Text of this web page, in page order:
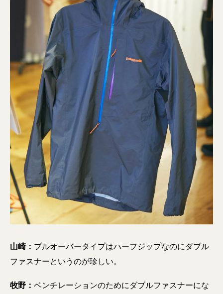
山崎： プルオーバータイプはハーフジップなのにダブル
ファスナーというのが珍しい。
牧野： ベンチレーションのためにダブルファスナーにな